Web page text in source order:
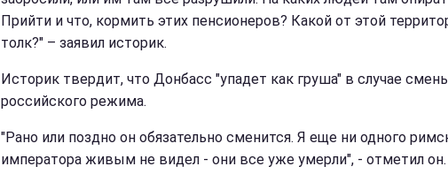
Прийти и что, кормить этих пенсионеров? Какой от этой
толк?" – заявил историк.
Историк твердит, что Донбасс "упадет как груша" в случае
российского режима.
"Рано или поздно он обязательно сменится. Я еще ни одного
императора живым не видел - они все уже умерли", - отметил он.